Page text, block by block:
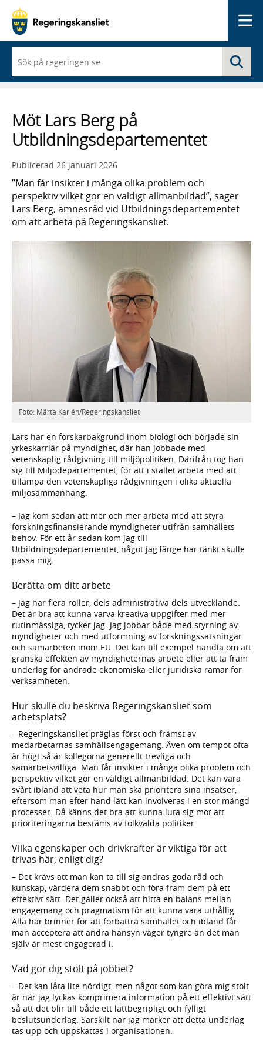
du
börjar
skriva
en
lista
med
Möt Lars Berg på
Utbildningsdepartementet
Publicerad 26 januari 2026
”Man får insikter i många olika problem och
perspektiv vilket gör en väldigt allmänbildad”, säger
Lars Berg, ämnesråd vid Utbildningsdepartementet
om att arbeta på Regeringskansliet.
Foto: Märta Karlén/Regeringskansliet
Lars har en forskarbakgrund inom biologi och började sin
yrkeskarriär på myndighet, där han jobbade med
vetenskaplig rådgivning till miljöpolitiken. Därifrån tog han
sig till Miljödepartementet, för att i stället arbeta med att
tillämpa den vetenskapliga rådgivningen i olika aktuella
miljösammanhang.
– Jag kom sedan att mer och mer arbeta med att styra
forskningsfinansierande myndigheter utifrån samhällets
behov. För ett år sedan kom jag till
Utbildningsdepartementet, något jag länge har tänkt skulle
passa mig.
Berätta om ditt arbete
– Jag har flera roller, dels administrativa dels utvecklande.
Det är bra att kunna varva kreativa uppgifter med mer
rutinmässiga, tycker jag. Jag jobbar både med styrning av
myndigheter och med utformning av forskningssatsningar
och samarbeten inom EU. Det kan till exempel handla om att
granska effekten av myndigheternas arbete eller att ta fram
underlag för ändrade ekonomiska eller juridiska ramar för
verksamheten.
Hur skulle du beskriva Regeringskansliet som
arbetsplats?
– Regeringskansliet präglas först och främst av
medarbetarnas samhällsengagemang. Även om tempot ofta
är högt så är kollegorna generellt trevliga och
samarbetsvilliga. Man får insikter i många olika problem och
perspektiv vilket gör en väldigt allmänbildad. Det kan vara
svårt ibland att veta hur man ska prioritera sina insatser,
eftersom man efter hand lätt kan involveras i en stor mängd
processer. Då känns det bra att kunna luta sig mot att
prioriteringarna bestäms av folkvalda politiker.
Vilka egenskaper och drivkrafter är viktiga för att
trivas här, enligt dig?
– Det krävs att man kan ta till sig andras goda råd och
kunskap, värdera dem snabbt och föra fram dem på ett
effektivt sätt. Det gäller också att hitta en balans mellan
engagemang och pragmatism för att kunna vara uthållig.
Alla här brinner för att förbättra samhället och ibland får
man acceptera att andra hänsyn väger tyngre än det man
själv är mest engagerad i.
Vad gör dig stolt på jobbet?
– Det kan låta lite nördigt, men något som kan göra mig stolt
är när jag lyckas komprimera information på ett effektivt sätt
så att det blir till både ett lättbegripligt och fylligt
beslutsunderlag. Särskilt när jag märker att detta underlag
tas upp och uppskattas i organisationen.